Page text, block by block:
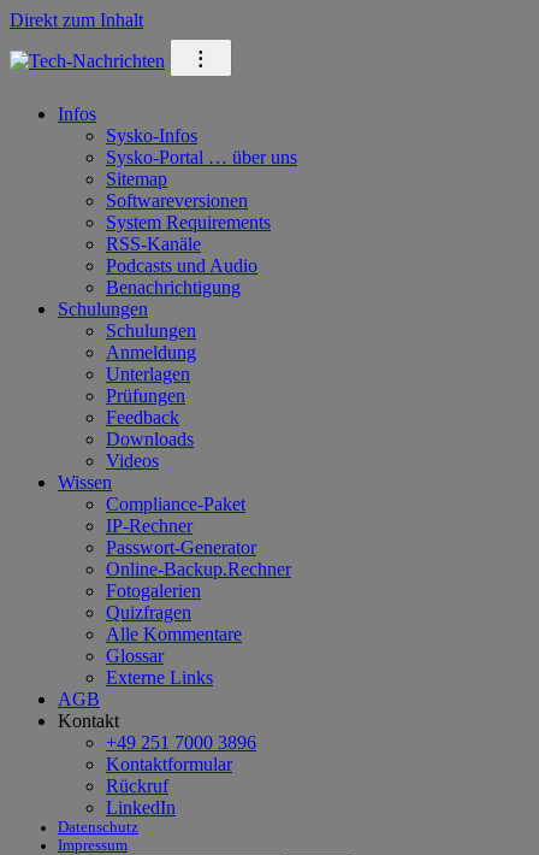
Direkt zum Inhalt
⁝
Infos
Sysko-Infos
Sysko-Portal … über uns
Sitemap
Softwareversionen
System Requirements
RSS-Kanäle
Podcasts und Audio
Benachrichtigung
Schulungen
Schulungen
Anmeldung
Unterlagen
Prüfungen
Feedback
Downloads
Videos
Wissen
Compliance-Paket
IP-Rechner
Passwort-Generator
Online-Backup.Rechner
Fotogalerien
Quizfragen
Alle Kommentare
Glossar
Externe Links
AGB
Kontakt
+49 251 7000 3896
Kontaktformular
Rückruf
LinkedIn
Datenschutz
Impressum